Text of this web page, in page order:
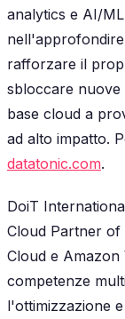
analytics e AI/
rafforzare il
sbloccare
base cloud a
ad alto impatto.
datatonic.com.
DoiT
Cloud Partner of
Cloud e
competenze
l'ottimizzazione